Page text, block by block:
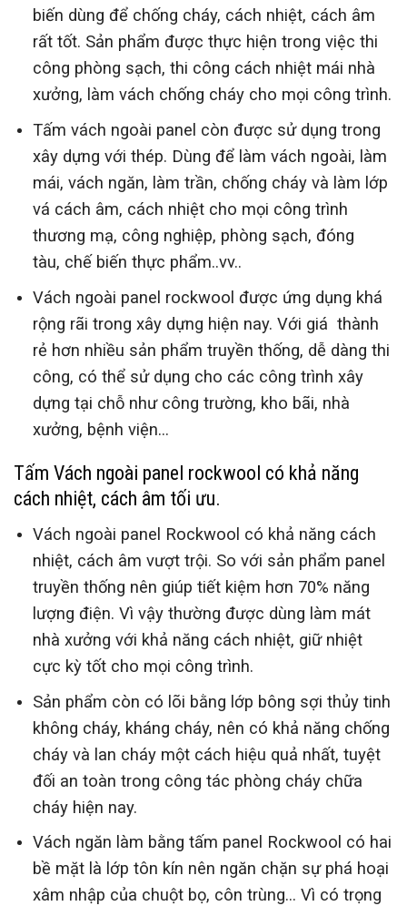
biến dùng để chống cháy, cách nhiệt, cách âm
rất tốt. Sản phẩm được thực hiện trong việc thi
công phòng sạch, thi công cách nhiệt mái nhà
xưởng, làm vách chống cháy cho mọi công trình.
Tấm vách ngoài panel còn được sử dụng trong
xây dựng với thép. Dùng để làm vách ngoài, làm
mái, vách ngăn, làm trần, chống cháy và làm lớp
vá cách âm, cách nhiệt cho mọi công trình
thương mạ, công nghiệp, phòng sạch, đóng
tàu, chế biến thực phẩm..vv..
Vách ngoài panel rockwool được ứng dụng khá
rộng rãi trong xây dựng hiện nay. Với giá thành
rẻ hơn nhiều sản phẩm truyền thống, dễ dàng thi
công, có thể sử dụng cho các công trình xây
dựng tại chỗ như công trường, kho bãi, nhà
xưởng, bệnh viện…
Tấm Vách ngoài panel rockwool có khả năng
cách nhiệt, cách âm tối ưu.
Vách ngoài panel Rockwool có khả năng cách
nhiệt, cách âm vượt trội. So với sản phẩm panel
truyền thống nên giúp tiết kiệm hơn 70% năng
lượng điện. Vì vậy thường được dùng làm mát
nhà xưởng với khả năng cách nhiệt, giữ nhiệt
cực kỳ tốt cho mọi công trình.
Sản phẩm còn có lõi bằng lớp bông sợi thủy tinh
không cháy, kháng cháy, nên có khả năng chống
cháy và lan cháy một cách hiệu quả nhất, tuyệt
đối an toàn trong công tác phòng cháy chữa
cháy hiện nay.
Vách ngăn làm bằng tấm panel Rockwool có hai
bề mặt là lớp tôn kín nên ngăn chặn sự phá hoại
xâm nhập của chuột bọ, côn trùng… Vì có trọng